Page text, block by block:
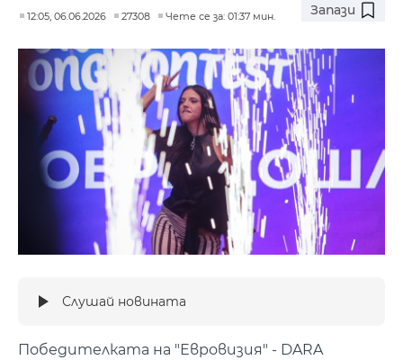
12:05, 06.06.2026 27308 Чете се за: 01:37 мин. Запази
Слушай новината
Победителката на "Евровизия" - DARA